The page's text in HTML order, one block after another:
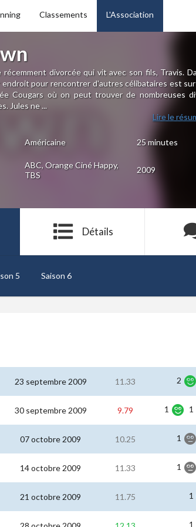
Classements L'Association
récemment divorcée qui vit avec son fils, Travis.
endroit pour rencontrer d'autres célibataires est
Cougars où on peut trouver de nombreuses
Jules ne ...
Lire le
Américaine 25 minutes
ABC, Orange Ciné Happy,
TBS
2009
Détails
5 Saison 6
23 septembre 2009 11.33 2
30 septembre 2009 9.79 1 1
07 octobre 2009 10.25 1
14 octobre 2009 11.33 1
21 octobre 2009 11.75 1
1